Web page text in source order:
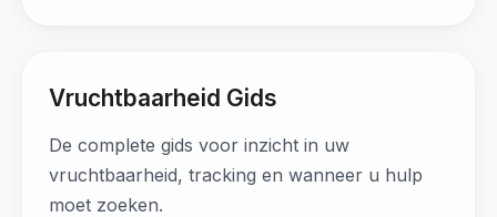
Vruchtbaarheid Gids
De complete gids voor inzicht in uw
vruchtbaarheid, tracking en wanneer u hulp
moet zoeken.